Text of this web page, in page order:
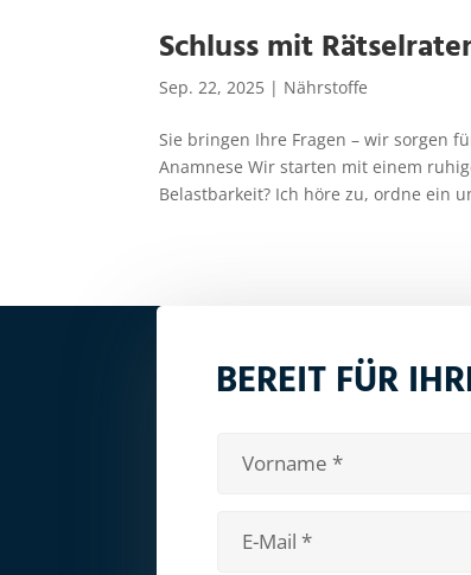
Schluss mit
Sep. 22, 2025 | Nährstoffe
Sie bringen Ihre Fragen – wir sorgen
Anamnese Wir starten mit einem
Belastbarkeit? Ich höre zu, ordne ein
BEREIT FÜR